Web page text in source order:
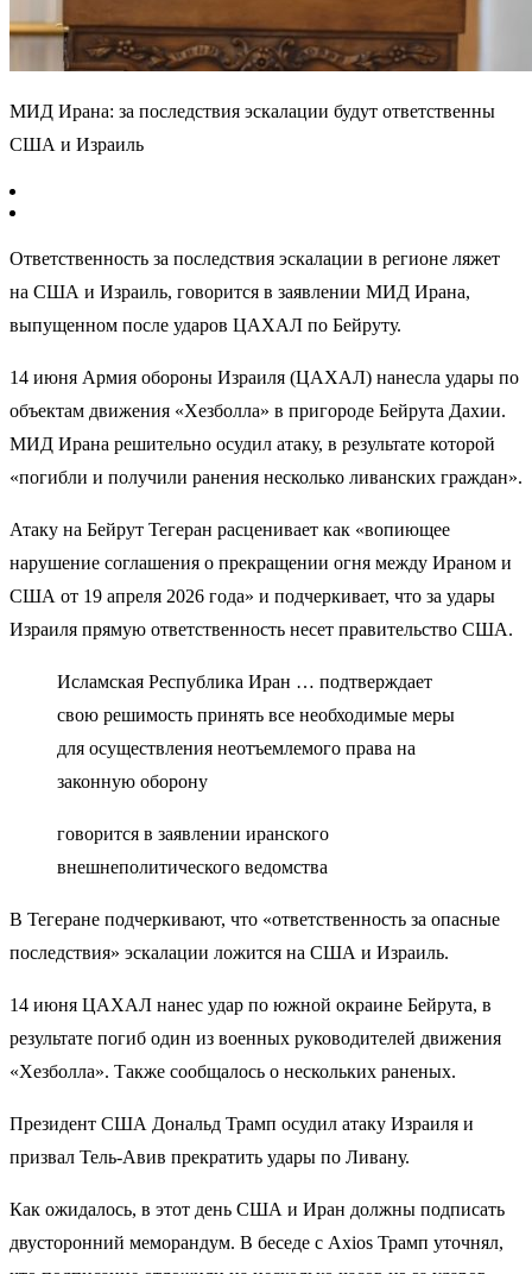
МИД Ирана: за последствия эскалации будут ответственны
США и Израиль
Ответственность за последствия эскалации в регионе ляжет
на США и Израиль, говорится в заявлении МИД Ирана,
выпущенном после ударов ЦАХАЛ по Бейруту.
14 июня Армия обороны Израиля (ЦАХАЛ) нанесла удары по
объектам движения «Хезболла» в пригороде Бейрута Дахии.
МИД Ирана решительно осудил атаку, в результате которой
«погибли и получили ранения несколько ливанских граждан».
Атаку на Бейрут Тегеран расценивает как «вопиющее
нарушение соглашения о прекращении огня между Ираном и
США от 19 апреля 2026 года» и подчеркивает, что за удары
Израиля прямую ответственность несет правительство США.
Исламская Республика Иран … подтверждает
свою решимость принять все необходимые меры
для осуществления неотъемлемого права на
законную оборону
говорится в заявлении иранского
внешнеполитического ведомства
В Тегеране подчеркивают, что «ответственность за опасные
последствия» эскалации ложится на США и Израиль.
14 июня ЦАХАЛ нанес удар по южной окраине Бейрута, в
результате погиб один из военных руководителей движения
«Хезболла». Также сообщалось о нескольких раненых.
Президент США Дональд Трамп осудил атаку Израиля и
призвал Тель-Авив прекратить удары по Ливану.
Как ожидалось, в этот день США и Иран должны подписать
двусторонний меморандум. В беседе с Axios Трамп уточнял,